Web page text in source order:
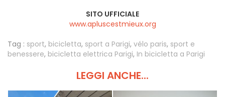
SITO UFFICIALE
www.apluscestmieux.org
Tag : sport, bicicletta, sport a Parigi, vélo paris, sport e
benessere, bicicletta elettrica Parigi, In bicicletta a Parigi
LEGGI ANCHE...